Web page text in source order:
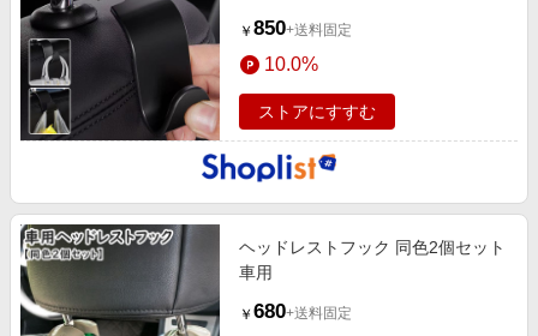
￥ 850+送料固定
10.0%
ストアにすすむ
ヘッドレストフック 同色2個セット
車用
￥ 680+送料固定